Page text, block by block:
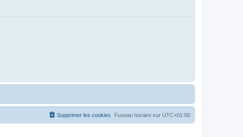
Fuseau horaire sur UTC+01:00
Supprimer les cookies